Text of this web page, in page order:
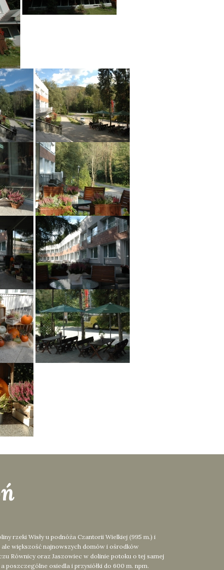
rzeki Wisły u podnóża Czantorii Wielkiej (995 m.) i
ale większość najnowszych domów i ośrodków
Równicy oraz Jaszowiec w dolinie potoku o tej samej
poszczególne osiedla i przysiółki do 600 m. npm.